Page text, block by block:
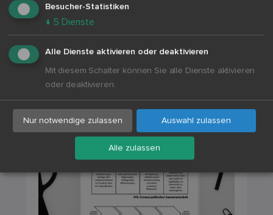
ab Klasse 10
Besucher-Statistiken
↓ 5 Dienste
Alle Dienste aktivieren oder deaktivieren
Mit diesem Schalter können Sie alle Dienste aktivieren
oder deaktivieren.
Nur notwendige zulassen Auswahl zulassen
Alle zulassen